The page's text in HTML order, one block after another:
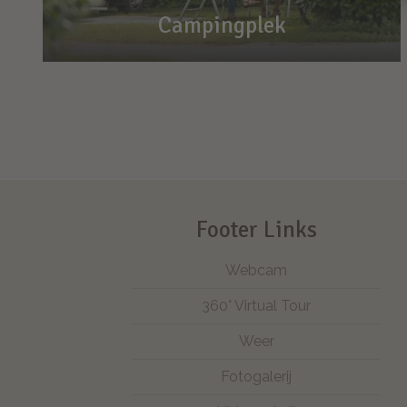
Campingplek
Footer Links
Webcam
360° Virtual Tour
Weer
Fotogalerij